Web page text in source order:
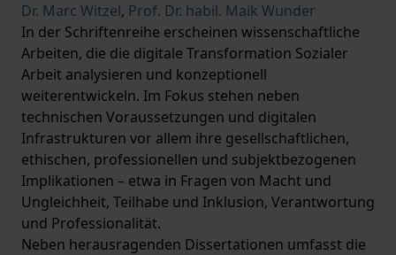
Dr. Marc Witzel, Prof. Dr. habil. Maik Wunder
In der Schriftenreihe erscheinen wissenschaftliche
Arbeiten, die die digitale Transformation Sozialer
Arbeit analysieren und konzeptionell
weiterentwickeln. Im Fokus stehen neben
technischen Voraussetzungen und digitalen
Infrastrukturen vor allem ihre gesellschaftlichen,
ethischen, professionellen und subjektbezogenen
Implikationen – etwa in Fragen von Macht und
Ungleichheit, Teilhabe und Inklusion, Verantwortung
und Professionalität.
Neben herausragenden Dissertationen umfasst die